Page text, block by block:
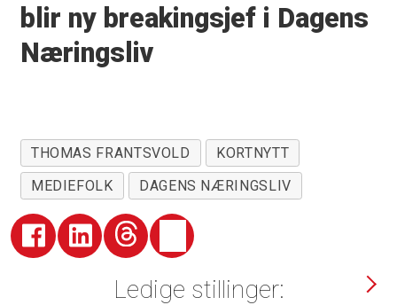
blir ny breakingsjef i Dagens
Næringsliv
THOMAS FRANTSVOLD
KORTNYTT
MEDIEFOLK
DAGENS NÆRINGSLIV
Ledige stillinger: